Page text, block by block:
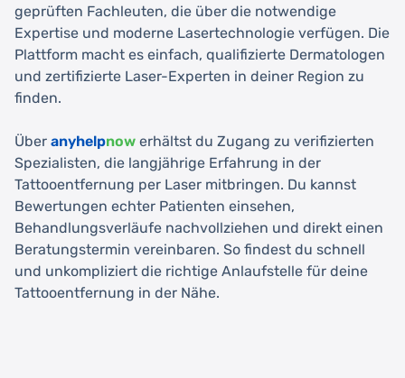
geprüften Fachleuten, die über die notwendige
Expertise und moderne Lasertechnologie verfügen. Die
Plattform macht es einfach, qualifizierte Dermatologen
und zertifizierte Laser-Experten in deiner Region zu
finden.
Über anyhelpnow erhältst du Zugang zu verifizierten
Spezialisten, die langjährige Erfahrung in der
Tattooentfernung per Laser mitbringen. Du kannst
Bewertungen echter Patienten einsehen,
Behandlungsverläufe nachvollziehen und direkt einen
Beratungstermin vereinbaren. So findest du schnell
und unkompliziert die richtige Anlaufstelle für deine
Tattooentfernung in der Nähe.